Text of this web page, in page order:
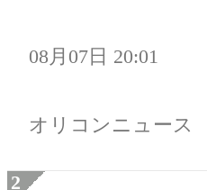
08月07日 20:01
オリコンニュース